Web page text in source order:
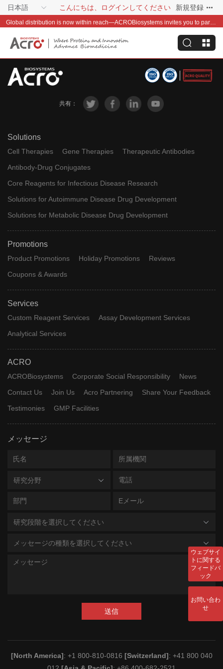
日本語 こんにちは、ログインしてください 新規登録
Global distribution is now within reach—ACROBiosystems invites you to partner with us~
共有：
Solutions
Cell Therapies Gene Therapies
Therapeutic Antibodies
Antibody-Drug Conjugates
Core Reagents for Infectious Disease Research
Solutions for Autoimmune Disease Drug Development
Solutions for Metabolic Disease Drug Development
Promotions
Product Promotions Holiday Promotions
Reviews
Coupons & Awards
Services
Custom Reagent Services
Assay Development Services
Analytical Services
ACRO
ACROBiosystems Corporate Social Responsibility
News
Contact Us
Join Us Acro Partnering
Share Your Feedback
Testimonies
GMP Facilities
メッセージ
研究分野
研究段階を選択してください
メッセージの種類を選択してください
送信
[North America]: +1 800-810-0816 [Switzerland]: +41 800 040
ウェブサイ
トに関する
フィードバ
ック
お問い合わ
せ